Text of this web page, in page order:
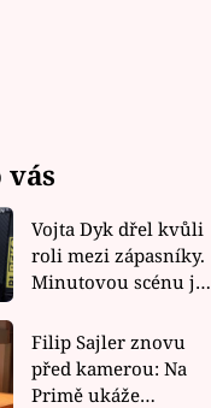
Vojta Dyk dřel kvůli
roli mezi zápasníky.
Minutovou scénu jel
Filip Sajler znovu
před kamerou: Na
Primě ukáže